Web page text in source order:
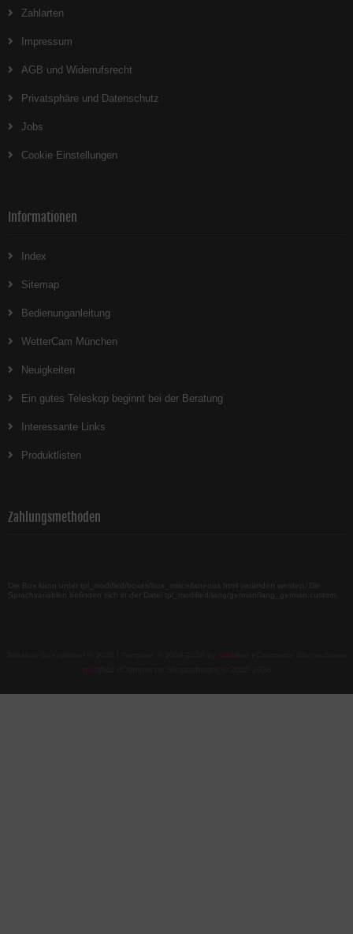
Zahlarten
Impressum
AGB und Widerrufsrecht
Privatsphäre und Datenschutz
Jobs
Cookie Einstellungen
Informationen
Index
Sitemap
Bedienunganleitung
WetterCam München
Neuigkeiten
Ein gutes Teleskop beginnt bei der Beratung
Interessante Links
Produktlisten
Zahlungsmethoden
Die Box kann unter tpl_modified/boxes/box_miscellaneous.html verändert werden. Die
Sprachvariablen befinden sich in der Datei tpl_modified/lang/german/lang_german.custom.
mod
mod